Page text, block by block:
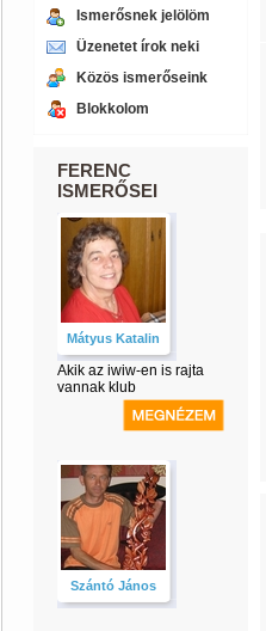
Ismerősnek jelölöm
Üzenetet írok neki
Közös ismerőseink
Blokkolom
FERENC
ISMERŐSEI
Mátyus Katalin
Akik az iwiw-en is rajta
vannak klub
Szántó János